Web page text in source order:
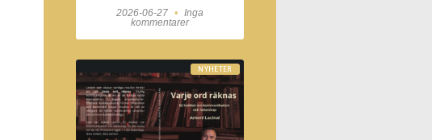
2026-06-27
Inga
kommentarer
NYHETER